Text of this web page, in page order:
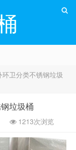
卫分类不锈钢垃圾
垃圾桶
1213次浏览